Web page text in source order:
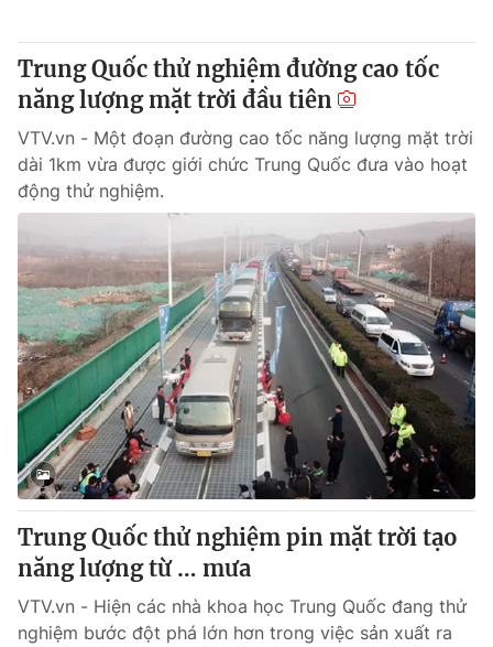
VTV9 VTV8
Liên hệ tòa soạn English
THỜI BÁO VTV
Theo dõi báo trên
Cơ quan chủ quản:Đài Truyền hình Việt Nam
Cơ quan báo chí:Thời báo VTV
Giấy phép hoạt động báo in và báo điện tử số 483/GP-BTTTT
cấp ngày 29/12/2023
Tổng Biên tập:Vũ Thanh Thủy
Phó Tổng Biên tập:
Nguyễn Trọng Ninh
Tổng đài VTV:024.38 355 931 - 024.38 355 932
Trung Quốc thử nghiệm đường cao tốc
năng lượng mặt trời đầu tiên
VTV.vn - Một đoạn đường cao tốc năng lượng mặt trời
dài 1km vừa được giới chức Trung Quốc đưa vào hoạt
động thử nghiệm.
Trung Quốc thử nghiệm pin mặt trời tạo
năng lượng từ … mưa
VTV.vn - Hiện các nhà khoa học Trung Quốc đang thử
nghiệm bước đột phá lớn hơn trong việc sản xuất ra